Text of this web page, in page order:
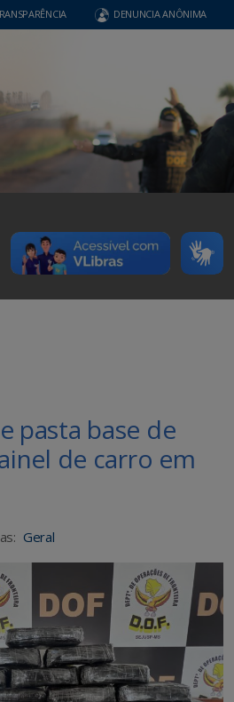
DENUNCIA ANÔNIMA
pasta base de
de carro em
Geral